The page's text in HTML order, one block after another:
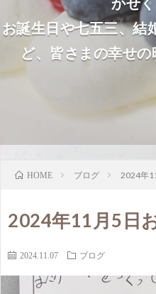
お誕生日や七五三、結
ど、皆さまの幸せ
HOME ブログ 2024年
2024年11月5日
2024.11.07 ブログ